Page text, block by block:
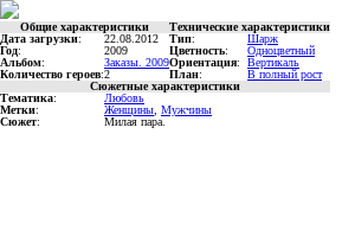
Общие характеристики
Технические характеристики
Дата загрузки: 22.08.2012 Тип:
Шарж
Год: 2009 Цветность:
Одноцветный
Альбом: Заказы. 2009Ориентация:
Вертикаль
Количество героев:2 План:
В полный рост
Сюжетные характеристики
Тематика:
Любовь
Метки: Женщины Мужчины
Сюжет: Милая пара.